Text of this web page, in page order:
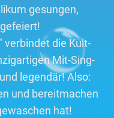
gesungen,
verbindet die Kult-
Mit-Sing-
legendär! Also:
und bereitmachen
hat!